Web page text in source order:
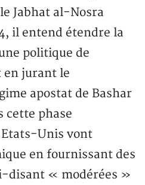
Jabhat al-Nosra
il entend étendre la
politique de
en jurant le
apostat de Bashar
cette phase
Etats-Unis vont
en fournissant des
disant « modérées »